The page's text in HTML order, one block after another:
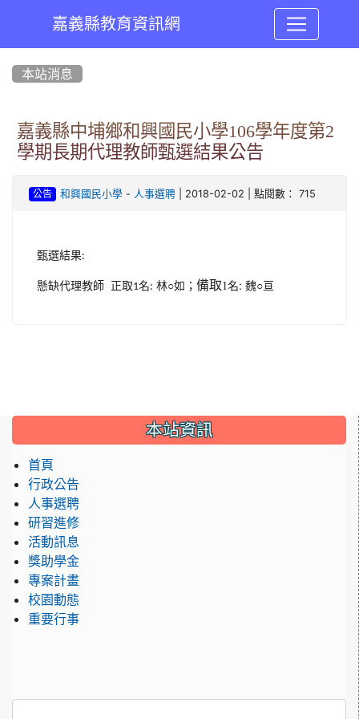
嘉義縣教育資訊網
本站消息
嘉義縣中埔鄉和興國民小學106學年度第2
學期長期代理教師甄選結果公告
公告 和興國民小學- 人事選聘| 2018-02-02 | 點閱數： 715
甄選結果:
懸缺代理教師 正取1名: 林○如； 備取1名: 魏○亘
::: 本站資訊
首頁
行政公告
人事選聘
研習進修
活動訊息
獎助學金
專案計畫
校園動態
重要行事